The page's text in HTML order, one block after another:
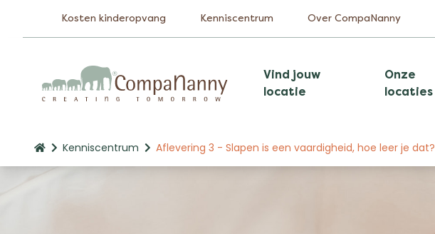
Kosten kinderopvang Kenniscentrum Over CompaNanny
Vind jouw
locatie
Onze
locaties
Kenniscentrum Aflevering 3 - Slapen is een vaardigheid, hoe leer je dat?